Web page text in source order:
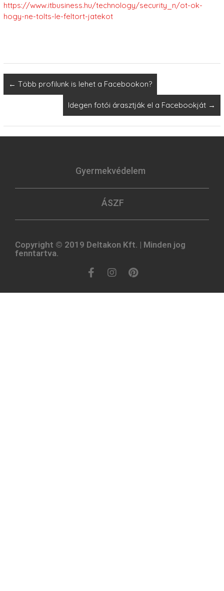
https://www.itbusiness.hu/technology/security_n/ot-ok-
hogy-ne-tolts-le-feltort-jatekot
← Több profilunk is lehet a Facebookon?
Idegen fotói árasztják el a Facebookját →
Gyermekvédelem
ÁSZF
Copyright © 2019 Deltakon Kft. | Minden jog
fenntartva.​